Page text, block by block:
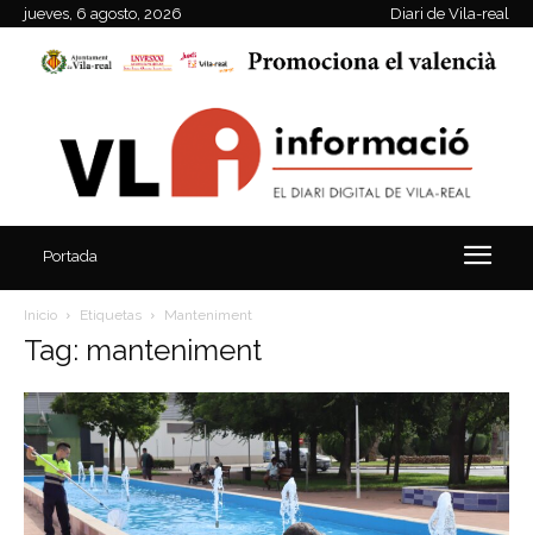
jueves, 6 agosto, 2026 Diari de Vila-real
Portada
Inicio Etiquetas Manteniment
Tag: manteniment